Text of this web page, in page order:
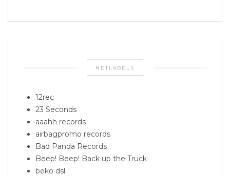
NETLABELS
12rec
23 Seconds
aaahh records
airbagpromo records
Bad Panda Records
Beep! Beep! Back up the Truck
beko dsl